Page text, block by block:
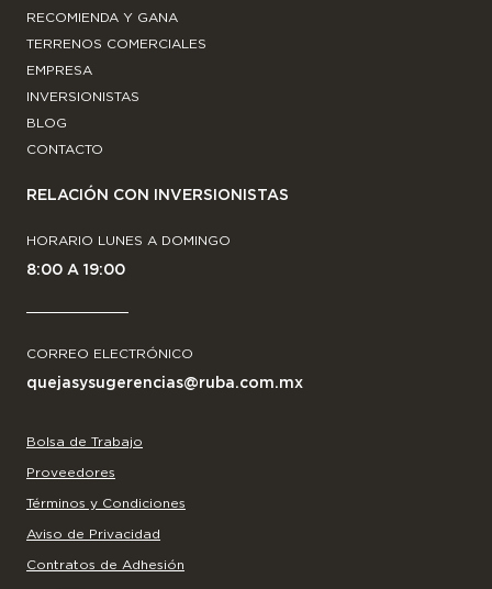
RECOMIENDA Y GANA
TERRENOS COMERCIALES
EMPRESA
INVERSIONISTAS
BLOG
CONTACTO
RELACIÓN CON INVERSIONISTAS
HORARIO LUNES A DOMINGO
8:00 A 19:00
CORREO ELECTRÓNICO
quejasysugerencias@ruba.com.mx
Bolsa de Trabajo
Proveedores
Términos y Condiciones
Aviso de Privacidad
Contratos de Adhesión